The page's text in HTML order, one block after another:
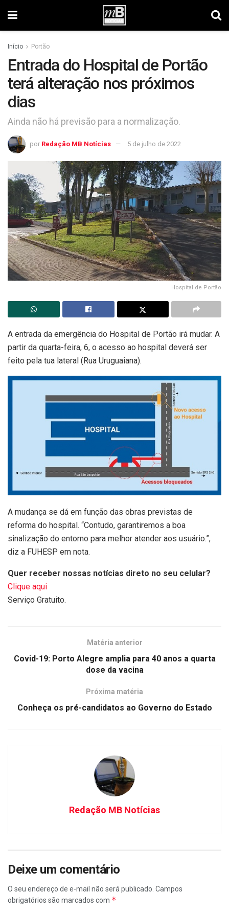
Início Portão
Entrada do Hospital de Portão
terá alteração nos próximos
dias
Ainda não há previsão para a normalização.
por Redação MB Notícias 5 de julho de 2022
Hospital de Portão
A entrada da emergência do Hospital de Portão irá mudar. A
partir da quarta-feira, 6, o acesso ao hospital deverá ser
feito pela tua lateral (Rua Uruguaiana).
A mudança se dá em função das obras previstas de
reforma do hospital. “Contudo, garantiremos a boa
sinalização do entorno para melhor atender aos usuário.”,
diz a FUHESP em nota.
Quer receber nossas notícias direto no seu celular?
Clique aqui
Serviço Gratuito.
Matéria anterior
Covid-19: Porto Alegre amplia para 40 anos a quarta
dose da vacina
Próxima matéria
Conheça os pré-candidatos ao Governo do Estado
Redação MB Notícias
Deixe um comentário
O seu endereço de e-mail não será publicado. Campos
obrigatórios são marcados com *